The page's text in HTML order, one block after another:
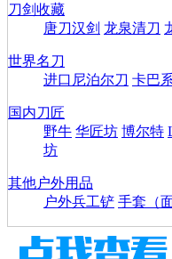
刀剑收藏
唐刀汉剑 龙泉清刀
世界名刀
进口尼泊尔刀 卡巴
国内刀匠
野牛 华匠坊 博尔特
坊
其他户外用品
户外兵工铲 手套（